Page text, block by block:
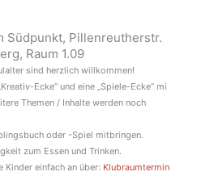
Südpunkt, Pillenreutherstr.
Raum 1.09
sind herzlich willkommen!
Ecke“ und eine „Spiele-Ecke“ mi
Themen / Inhalte werden noch
oder -Spiel mitbringen.
zum Essen und Trinken.
Kinder einfach an über: Klubraumtermin